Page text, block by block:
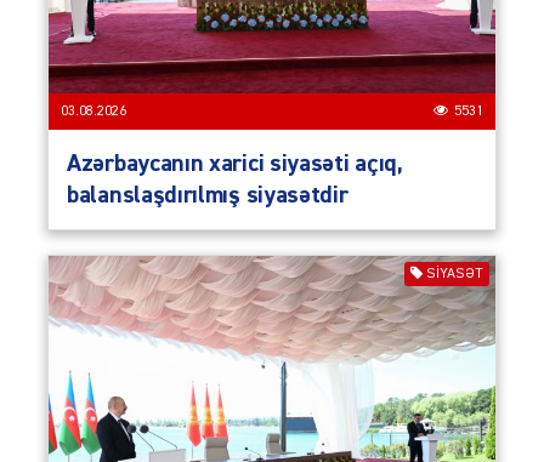
03.08.2026 5531
Azərbaycanın xarici siyasəti açıq,
balanslaşdırılmış siyasətdir
SIYASƏT